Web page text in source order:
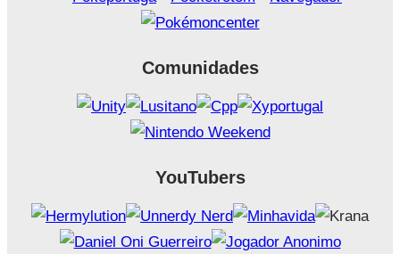
Comunidades
YouTubers